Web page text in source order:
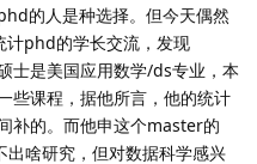
的人是种选择。但今天偶然
计phd的学长交流，发现
士是美国应用数学/ds专业，本
些课程，据他所言，他的统计
补的。而他申这个master的
啥研究，但对数据科学感兴